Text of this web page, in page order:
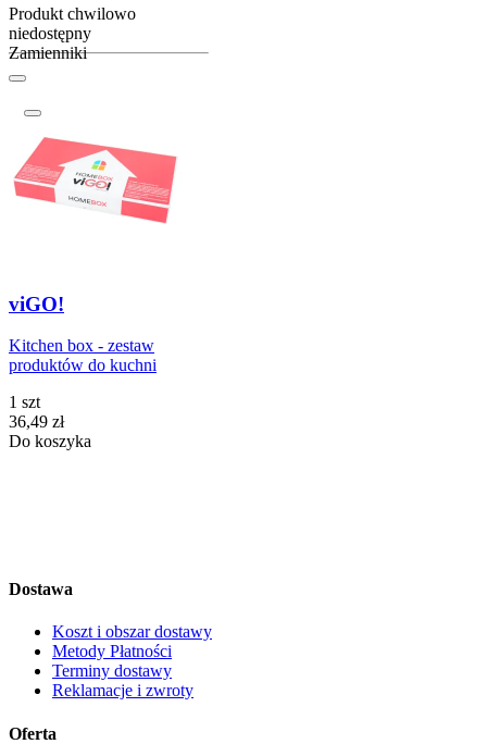
Produkt chwilowo
niedostępny
Zamienniki
viGO!
Kitchen box - zestaw
produktów do kuchni
1 szt
Cena
36,49 zł
Do koszyka
Dostawa
Koszt i obszar dostawy
Metody Płatności
Terminy dostawy
Reklamacje i zwroty
Oferta